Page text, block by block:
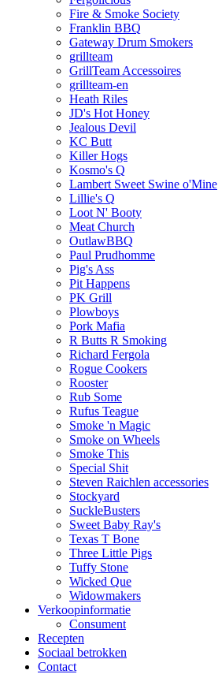
Fire & Smoke Society
Franklin BBQ
Gateway Drum Smokers
grillteam
GrillTeam Accessoires
grillteam-en
Heath Riles
JD's Hot Honey
Jealous Devil
KC Butt
Killer Hogs
Kosmo's Q
Lambert Sweet Swine o'Mine
Lillie's Q
Loot N' Booty
Meat Church
OutlawBBQ
Paul Prudhomme
Pig's Ass
Pit Happens
PK Grill
Plowboys
Pork Mafia
R Butts R Smoking
Richard Fergola
Rogue Cookers
Rooster
Rub Some
Rufus Teague
Smoke 'n Magic
Smoke on Wheels
Smoke This
Special Shit
Steven Raichlen accessories
Stockyard
SuckleBusters
Sweet Baby Ray's
Texas T Bone
Three Little Pigs
Tuffy Stone
Wicked Que
Widowmakers
Verkoopinformatie
Consument
Recepten
Sociaal betrokken
Contact